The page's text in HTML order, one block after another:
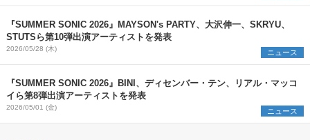
『SUMMER SONIC 2026』MAYSON's PARTY、大沢伸一、SKRYU、
STUTSら第10弾出演アーティストを発表
2026/05/28 (木) ニュース
『SUMMER SONIC 2026』BINI、ディセンバー・テン、リアル・マッコ
イら第8弾出演アーティストを発表
2026/05/01 (金) ニュース